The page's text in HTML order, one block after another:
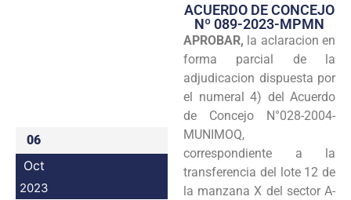
Transparencia
Seguridad
Programas
Intranet
06
Oct
2023
ACUERDO DE CONCEJO
Nº 089-2023-MPMN
APROBAR, la aclaracion en
forma parcial de la
adjudicacion dispuesta por
el numeral 4) del Acuerdo
de Concejo N°028-2004-
MUNIMOQ,
correspondiente a la
transferencia del lote 12 de
la manzana X del sector A-